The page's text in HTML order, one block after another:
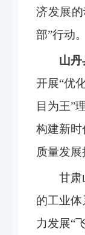
济发展
部”行动
山丹
开展“优
目为王”
构建新
质量发展
甘肃
的工业
力发展“